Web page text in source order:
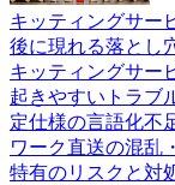
キッティングサー
後に現れる落とし
キッティングサー
起きやすいトラブ
定仕様の言語化不
ワーク直送の混乱
特有のリスクと対